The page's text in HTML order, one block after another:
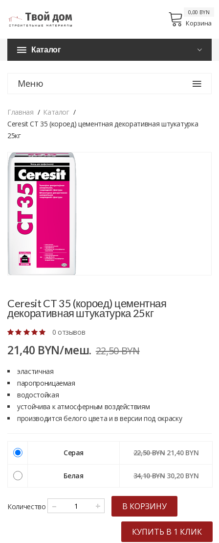
Корзина
0,00 BYN
Каталог
Меню
Главная
Каталог
Ceresit CT 35 (короед) цементная декоративная штукатурка
25кг
Ceresit CT 35 (короед) цементная
декоративная штукатурка 25кг
0 отзывов
21,40 BYN/меш. 22,50 BYN
эластичная
паропроницаемая
водостойкая
устойчива к атмосферным воздействиям
производится белого цвета и в версии под окраску
Серая 22,50 BYN21,40 BYN
Белая 34,10 BYN30,20 BYN
Количество – + В КОРЗИНУ
КУПИТЬ В 1 КЛИК